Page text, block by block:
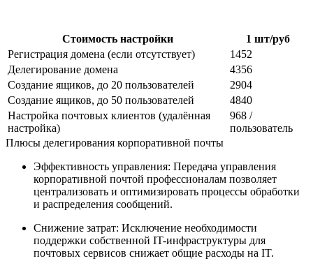
Стоимость настройки
1 шт/руб
Регистрация домена (если отсутствует)
1452
Делегирование домена
4356
Создание ящиков, до 20 пользователей
2904
Создание ящиков, до 50 пользователей
4840
Настройка почтовых клиентов (удалённая
настройка)
968 /
пользователь
Плюсы делегирования корпоративной почты
Эффективность управления: Передача управления
корпоративной почтой профессионалам позволяет
централизовать и оптимизировать процессы обработки
и распределения сообщений.
Снижение затрат: Исключение необходимости
поддержки собственной IT-инфраструктуры для
почтовых сервисов снижает общие расходы на IT.